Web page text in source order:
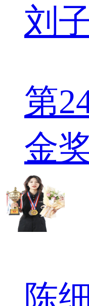
刘
第
金
陈